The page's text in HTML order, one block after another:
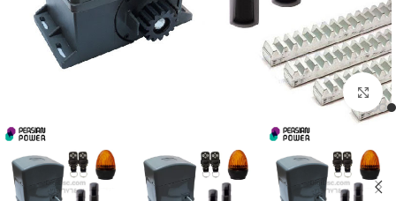
برای بزرگ‌نمایی کلیک کنید